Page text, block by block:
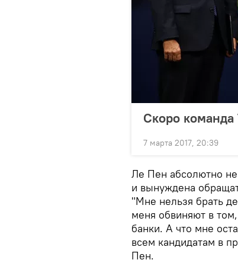
Скоро команда
7 марта 2017, 20:39
Ле Пен абсолютно не
и вынуждена
"Мне нельзя брать
меня обвиняют в
банки. А что мне
всем кандидатам в
Пен.